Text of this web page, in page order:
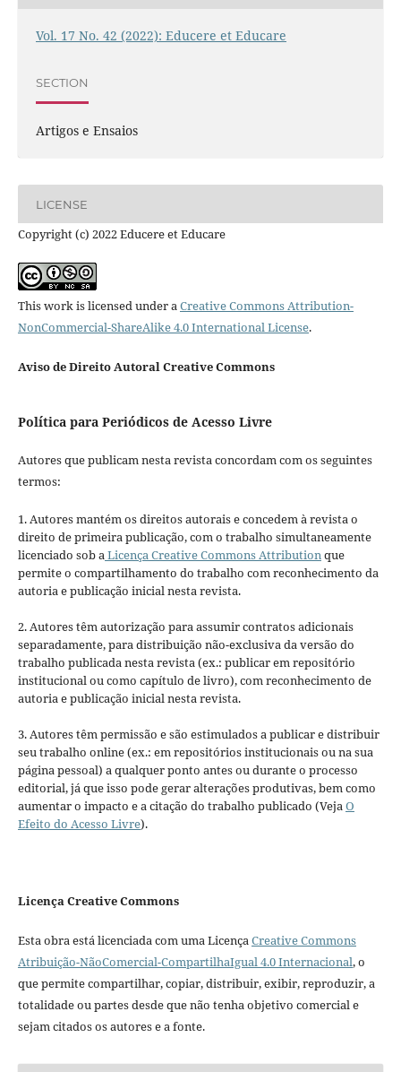
Vol. 17 No. 42 (2022): Educere et Educare
SECTION
Artigos e Ensaios
LICENSE
Copyright (c) 2022 Educere et Educare
This work is licensed under aCreative Commons Attribution-
NonCommercial-ShareAlike 4.0 International License.
Aviso de Direito Autoral Creative Commons
Política para Periódicos de Acesso Livre
Autores que publicam nesta revista concordam com os seguintes
termos:
1. Autores mantém os direitos autorais e concedem à revista o
direito de primeira publicação, com o trabalho simultaneamente
licenciado sob aLicença Creative Commons Attributionque
permite o compartilhamento do trabalho com reconhecimento da
autoria e publicação inicial nesta revista.
2. Autores têm autorização para assumir contratos adicionais
separadamente, para distribuição não-exclusiva da versão do
trabalho publicada nesta revista (ex.: publicar em repositório
institucional ou como capítulo de livro), com reconhecimento de
autoria e publicação inicial nesta revista.
3. Autores têm permissão e são estimulados a publicar e distribuir
seu trabalho online (ex.: em repositórios institucionais ou na sua
página pessoal) a qualquer ponto antes ou durante o processo
editorial, já que isso pode gerar alterações produtivas, bem como
aumentar o impacto e a citação do trabalho publicado (VejaO
Efeito do Acesso Livre).
Licença Creative Commons
Esta obra está licenciada com uma LicençaCreative Commons
Atribuição-NãoComercial-CompartilhaIgual 4.0 Internacional, o
que permite compartilhar, copiar, distribuir, exibir, reproduzir, a
totalidade ou partes desde que não tenha objetivo comercial e
sejam citados os autores e a fonte.